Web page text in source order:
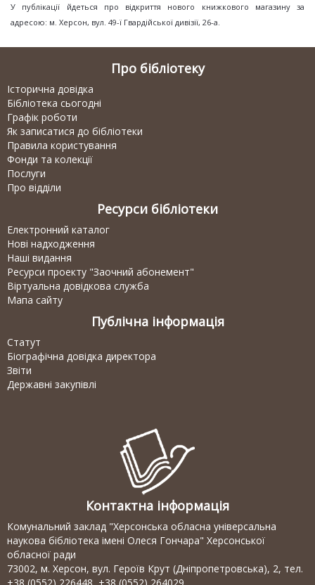
​У публікації йдеться про відкриття нового книжкового магазину за
адресою: м. Херсон, вул. 49-ї Гвардійської дивізії, 26-а.
Про бібліотеку
Історична довідка
Бібліотека сьогодні
Графік роботи
Як записатися до бібліотеки
Правила користування
Фонди та колекції
Послуги
Про відділи
Ресурси бібліотеки
Електронний каталог
Нові надходження
Наші видання
Ресурси проекту "Заочний абонемент"
Віртуальна довідкова служба
Мапа сайту
Публічна інформація
Статут
Біографічна довідка директора
Звіти
Державні закупівлі
Контактна інформація
Комунальний заклад "Херсонська обласна універсальна
наукова бібліотека імені Олеся Гончара" Херсонської
обласної ради
73002, м. Херсон, вул. Героїв Крут (Дніпропетровська), 2, тел.
+38 (0552) 226448, +38 (0552) 264029